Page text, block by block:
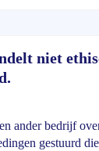
niet
ander bedrijf
gestuurd